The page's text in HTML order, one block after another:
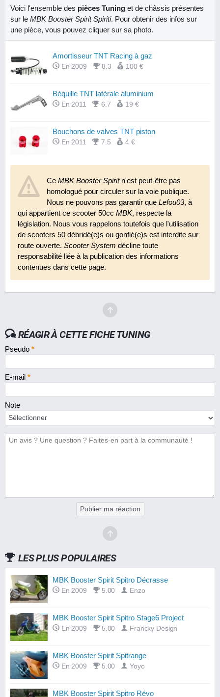
Voici l'ensemble des pièces Tuning et de châssis présentes
sur le MBK Booster Spirit Spiriti. Pour obtenir des infos sur
une pièce, vous pouvez cliquer sur sa photo.
Amortisseur TNT Racing à gaz
En 2009 8.3 100 €
Béquille TNT latérale aluminium
En 2011 6.7 19 €
Bouchons de valves TNT piston
En 2011 7.5 4 €
Booster Spirit
En 2011 7.2 66 €
Feu arrière TNT Lexus à leds pour MBK Booster
Spirit
En 2011 8.7 38 €
Guidon TNT cross Bow
En 2011 8.4 27 €
Booster Spirit 2004
En 2007 7.4 N.C.
Revêtements de poignées TNT Blue Style
CeMBK Booster Spiritn'est peut-être pas
homologué pour circuler sur la voie publique.
Nous ne pouvons pas garantir queLefou03, à
qui appartient ce scooter 50cc MBK, respecte la
législation. Nous vous rappelons toutefois que l'utilisation
de scooters 50 débridé(e)s ou gonflé(e)s est interdite sur
route ouverte. Scooter System décline toute
responsabilité liée à la publication des informations
contenues dans cette page.
RÉAGIR À CETTE FICHE TUNING
Pseudo *
E-mail *
Note
Publier ma réaction
LES PLUS POPULAIRES
MBK Booster Spirit Spitro Décrasse
En 2009 5.00 Enzo
MBK Booster Spirit Spitro Stage6 Project
En 2009 5.00 Francky Design
MBK Booster Spirit Spitrange
En 2009 5.00 Yoyo
MBK Booster Spirit Spitro Révo